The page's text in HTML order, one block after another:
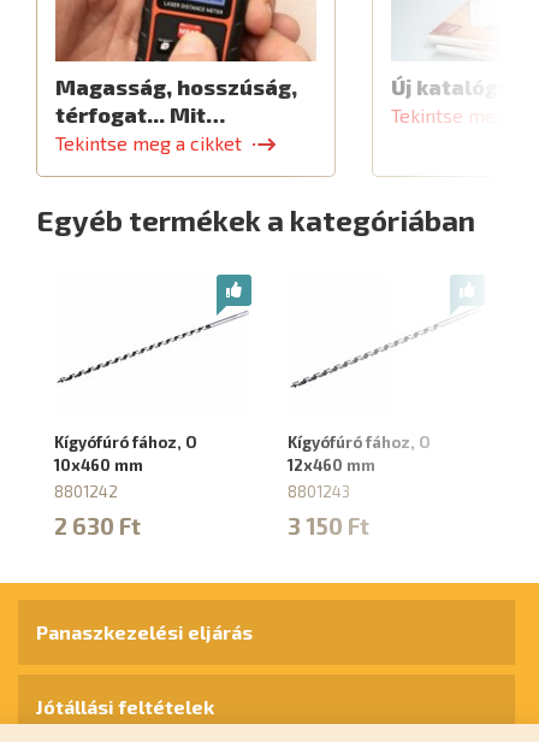
Magasság, hosszúság,
térfogat... Mit…
Tekintse meg a cikket
Új katalógus
Tekintse meg a
Egyéb termékek a kategóriában
Kígyófúró fához, O
10x460 mm
8801242
2 630 Ft
Kígyófúró fához, O
12x460 mm
8801243
3 150 Ft
Panaszkezelési eljárás
Jótállási feltételek